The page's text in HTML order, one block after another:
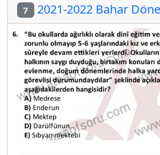
7 2021-2022 Bahar